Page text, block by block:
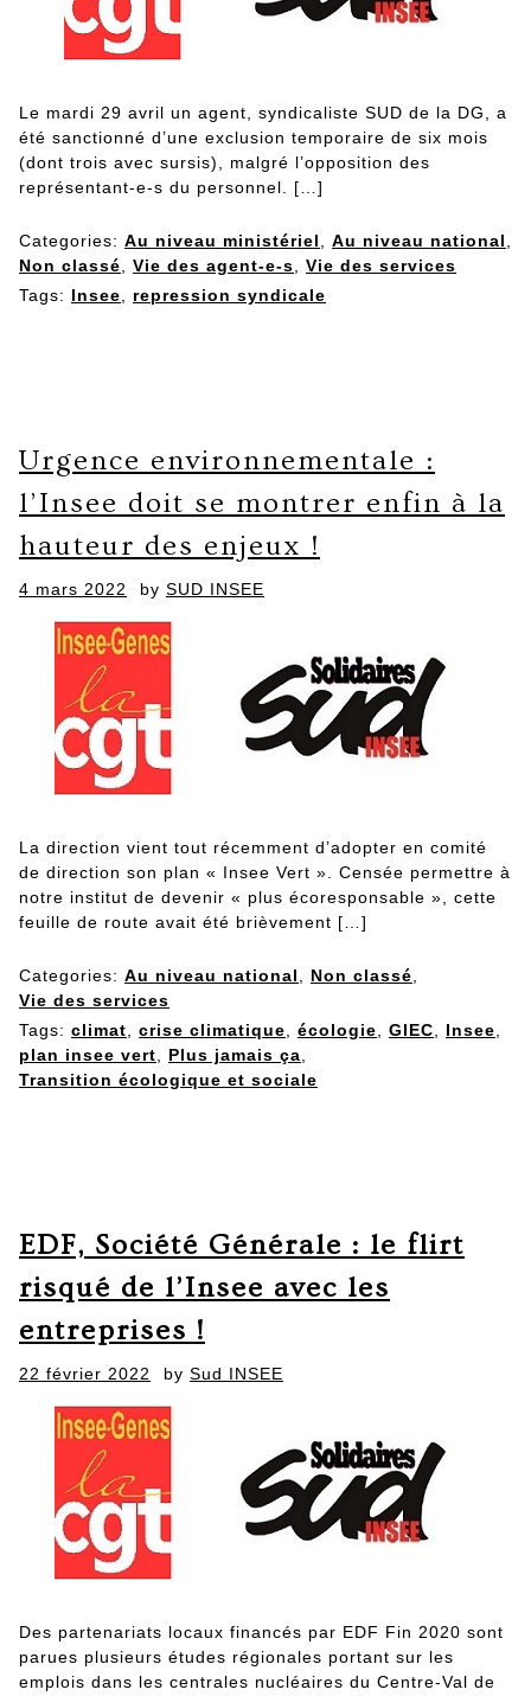
Le mardi 29 avril un agent, syndicaliste SUD de la DG, a
été sanctionné d’une exclusion temporaire de six mois
(dont trois avec sursis), malgré l’opposition des
représentant-e-s du personnel. […]
Categories: Au niveau ministériel Au niveau national
Non classé
Vie des agent-e-s
Vie des services
Tags: Insee repression syndicale
Urgence environnementale :
l’Insee doit se montrer enfin à la
hauteur des enjeux !
Posted
4 mars 2022 by SUD INSEE
La direction vient tout récemment d’adopter en comité
de direction son plan « Insee Vert ». Censée permettre à
notre institut de devenir « plus écoresponsable », cette
feuille de route avait été brièvement […]
Categories: Au niveau national Non classé
Vie des services
Tags: climat crise climatique écologie GIEC Insee
plan insee vert
Plus jamais ça
Transition écologique et sociale
EDF, Société Générale : le flirt
risqué de l’Insee avec les
entreprises !
Posted
22 février 2022 by Sud INSEE
Des partenariats locaux financés par EDF Fin 2020 sont
parues plusieurs études régionales portant sur les
emplois dans les centrales nucléaires du Centre-Val de